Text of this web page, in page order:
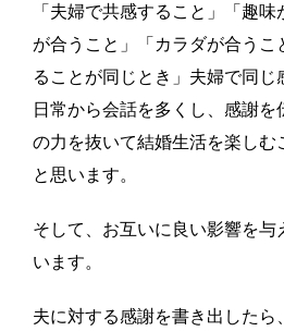
「夫婦で共感すること」「趣
が合うこと」「カラダが合うこ
ることが同じとき」夫婦で同じ
日常から会話を多くし、感謝を
の力を抜いて結婚生活を楽しむ
と思います。
そして、お互いに良い影響を与
います。
夫に対する感謝を書き出したら